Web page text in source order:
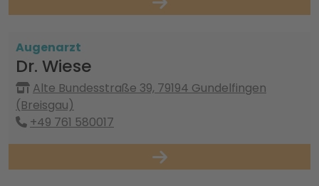
Augenarzt
Dr. Wiese
Alte Bundesstraße 39, 79194 Gundelfingen
(Breisgau)
+49 761 580017